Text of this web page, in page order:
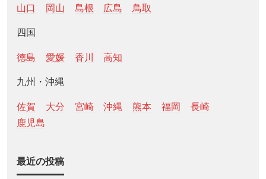
山口 岡山 島根 広島 鳥取
四国
徳島 愛媛 香川 高知
九州・沖縄
佐賀 大分 宮崎 沖縄 熊本 福岡
長崎
鹿児島
最近の投稿